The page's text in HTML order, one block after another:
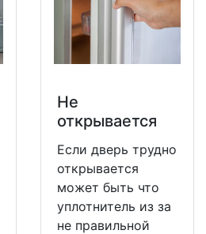
Не
открывается
Если дверь трудно
открывается
может быть что
уплотнитель из за
не правильной